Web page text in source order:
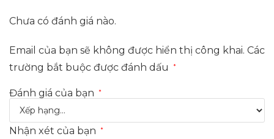
Chưa có đánh giá nào.
Email của bạn sẽ không được hiển thị công khai. Các
trường bắt buộc được đánh dấu
*
Đánh giá của bạn *
Nhận xét của bạn *